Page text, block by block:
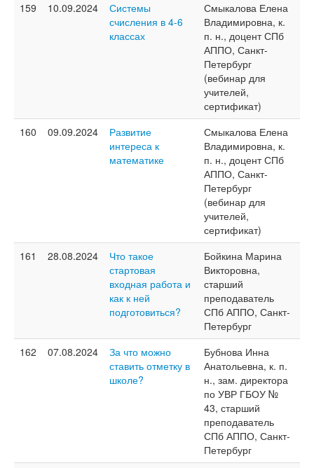
159
10.09.2024
Системы
счисления в 4-6
классах
Смыкалова Елена
Владимировна, к.
п. н., доцент СПб
АППО, Санкт-
Петербург
(вебинар для
учителей,
сертификат)
160
09.09.2024
Развитие
интереса к
математике
Смыкалова Елена
Владимировна, к.
п. н., доцент СПб
АППО, Санкт-
Петербург
(вебинар для
учителей,
сертификат)
161
28.08.2024
Что такое
стартовая
входная работа и
как к ней
подготовиться?
Бойкина Марина
Викторовна,
старший
преподаватель
СПб АППО, Санкт-
Петербург
162
07.08.2024
За что можно
ставить отметку в
школе?
Бубнова Инна
Анатольевна, к. п.
н., зам. директора
по УВР ГБОУ №
43, старший
преподаватель
СПб АППО, Санкт-
Петербург